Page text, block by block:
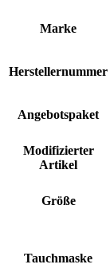
Marke
Herstellernummer
Angebotspaket
Modifizierter
Artikel
Größe
Tauchmaske